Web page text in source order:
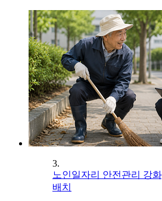
3.
노인일자리 안전관리 강
배치